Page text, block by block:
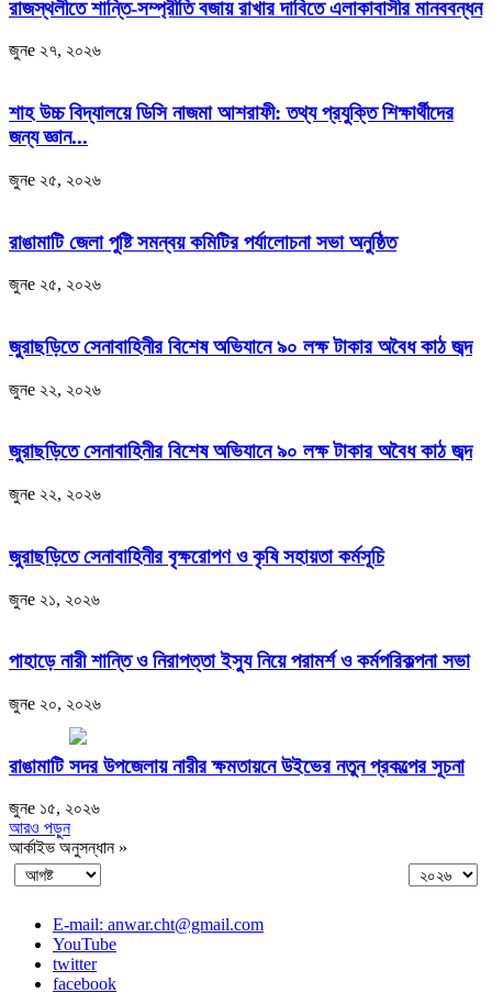
রাজস্থলীতে শান্তি-সম্প্রীতি বজায় রাখার দাবিতে এলাকাবাসীর মানববন্ধন
জুনe ২৭, ২০২৬
শাহ উচ্চ বিদ্যালয়ে ডিসি নাজমা আশরাফী: তথ্য প্রযুক্তি শিক্ষার্থীদের
জন্য জ্ঞান...
জুনe ২৫, ২০২৬
রাঙামাটি জেলা পুষ্টি সমন্বয় কমিটির পর্যালোচনা সভা অনুষ্ঠিত
জুনe ২৫, ২০২৬
জুরাছড়িতে সেনাবাহিনীর বিশেষ অভিযানে ৯০ লক্ষ টাকার অবৈধ কাঠ জব্দ
জুনe ২২, ২০২৬
জুরাছড়িতে সেনাবাহিনীর বিশেষ অভিযানে ৯০ লক্ষ টাকার অবৈধ কাঠ জব্দ
জুনe ২২, ২০২৬
জুরাছড়িতে সেনাবাহিনীর বৃক্ষরোপণ ও কৃষি সহায়তা কর্মসূচি
জুনe ২১, ২০২৬
পাহাড়ে নারী শান্তি ও নিরাপত্তা ইস্যু নিয়ে পরামর্শ ও কর্মপরিকল্পনা সভা
জুনe ২০, ২০২৬
রাঙামাটি সদর উপজেলায় নারীর ক্ষমতায়নে উইভের নতুন প্রকল্পের সূচনা
জুনe ১৫, ২০২৬
আরও পড়ুন
আর্কাইভ অনুসন্ধান »
E-mail: anwar.cht@gmail.com
YouTube
twitter
facebook